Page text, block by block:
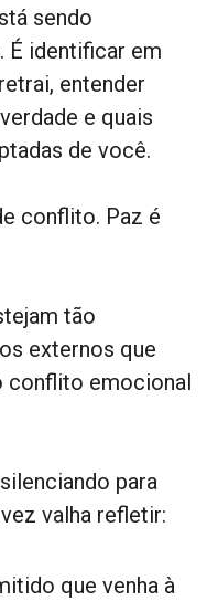
sendo
É identificar em
entender
e quais
de você.
conflito. Paz é
tão
externos que
conflito emocional
para
valha refletir:
que venha à